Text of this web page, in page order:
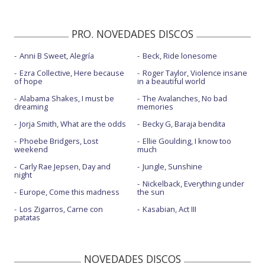
PRO. NOVEDADES DISCOS
Anni B Sweet, Alegría
Ezra Collective, Here because
of hope
Alabama Shakes, I must be
dreaming
Jorja Smith, What are the odds
Phoebe Bridgers, Lost
weekend
Carly Rae Jepsen, Day and
night
Europe, Come this madness
Los Zigarros, Carne con
patatas
Beck, Ride lonesome
Roger Taylor, Violence insane
in a beautiful world
The Avalanches, No bad
memories
Becky G, Baraja bendita
Ellie Goulding, I know too
much
Jungle, Sunshine
Nickelback, Everything under
the sun
Kasabian, Act III
NOVEDADES DISCOS